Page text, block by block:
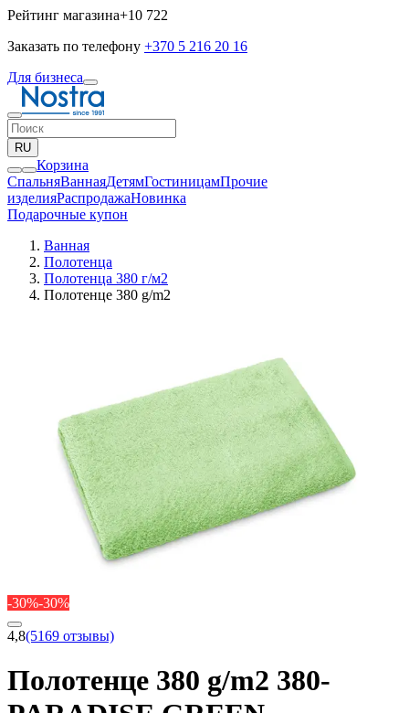
Рейтинг магазина+10 722
Заказать по телефону +370 5 216 20 16
Для бизнеса
RU
Корзина
СпальняВаннаяДетямГостиницамПрочие
изделияPаспродажаНовинка
Подарочные купон
Ванная
Полотенца
Полотенца 380 г/м2
Полотенце 380 g/m2
-30%-30%
4,8(5169 отзывы)
Полотенце 380 g/m2 380-